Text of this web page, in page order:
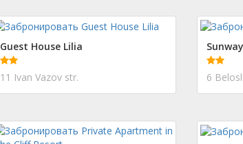
Guest House Lilia
11 Ivan Vazov str. 6